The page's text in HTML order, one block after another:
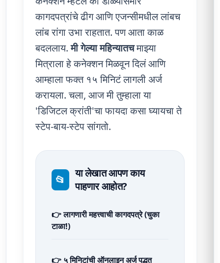
कागदपत्रांचे ढीग आणि एजन्सीमधील लांबच
लांब रांगा उभा राहतात. पण आता काळ
बदललाय.मी गेल्या महिन्यातचमाझ्या
मित्राला हे कनेक्शन मिळवून दिलं आणि
आम्हाला फक्त १५ मिनिटं लागली अर्ज
करायला. चला, आज मी तुम्हाला या
'डिजिटल क्रांती'चा फायदा कसा घ्यायचा ते
स्टेप-बाय-स्टेप सांगतो.
📂
या लेखात आपण काय
पाहणार आहोत?
👉 लागणारी महत्त्वाची कागदपत्रे (चुका
टाळा!)
👉 ५ मिनिटांची ऑनलाइन अर्ज पद्धत